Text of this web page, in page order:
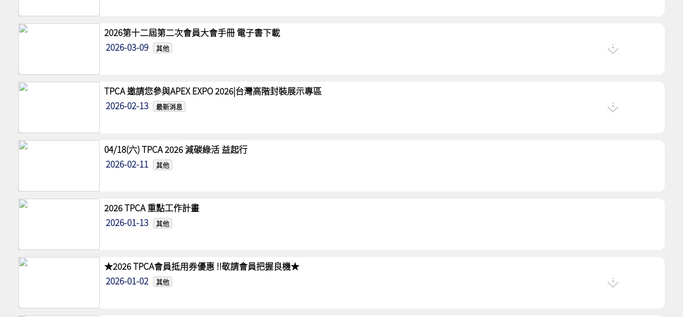
2026第十二屆第二次會員大會手冊 電子書下載
2026-03-09
其他
TPCA 邀請您參與APEX EXPO 2026|台灣高階封裝展示專區
2026-02-13
最新消息
04/18(六) TPCA 2026 減碳綠活 益起行
2026-02-11
其他
2026 TPCA 重點工作計畫
2026-01-13
其他
★2026 TPCA會員抵用券優惠 !!敬請會員把握良機★
2026-01-02
其他